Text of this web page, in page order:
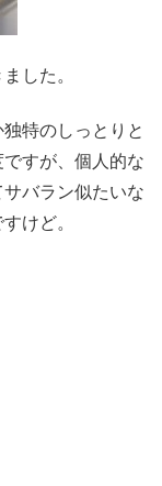
した。
特のしっとりと
すが、個人的な
バラン似たいな
けど。